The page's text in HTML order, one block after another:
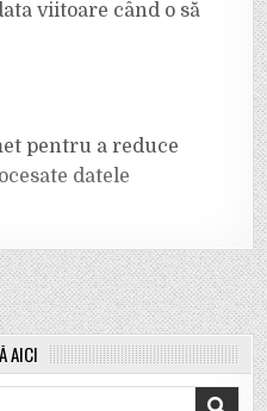
viitoare când o să
pentru a reduce
datele
AICI